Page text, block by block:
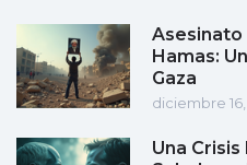
Hamas:
Gaza
diciembre
Una